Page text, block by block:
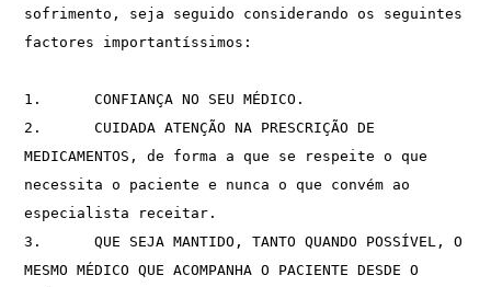
sofrimento, seja seguido considerando os seguintes
factores importantíssimos:
1.	CONFIANÇA NO SEU MÉDICO.
2.	CUIDADA ATENÇÃO NA PRESCRIÇÃO DE
MEDICAMENTOS, de forma a que se respeite o que
necessita o paciente e nunca o que convém ao
especialista receitar.
3.	QUE SEJA MANTIDO, TANTO QUANDO POSSÍVEL, O
MESMO MÉDICO QUE ACOMPANHA O PACIENTE DESDE O